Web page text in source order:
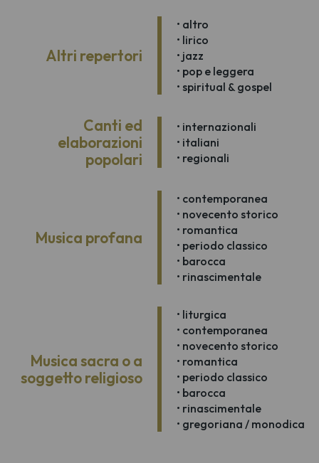
Altri repertori
• altro
• lirico
• jazz
• pop e leggera
• spiritual & gospel
Canti ed
elaborazioni
popolari
• internazionali
• italiani
• regionali
Musica profana
• contemporanea
• novecento storico
• romantica
• periodo classico
• barocca
• rinascimentale
Musica sacra o a
soggetto religioso
• liturgica
• contemporanea
• novecento storico
• romantica
• periodo classico
• barocca
• rinascimentale
• gregoriana / monodica